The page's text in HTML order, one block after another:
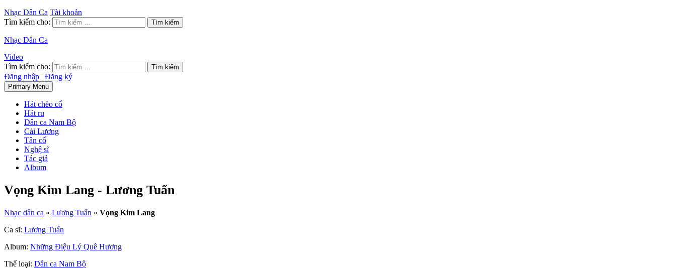
Nhạc Dân Ca Tài khoản
Tìm kiếm cho:
Nhạc Dân Ca
Video
Tìm kiếm cho:
Đăng nhập | Đăng ký
Primary Menu
Hát chèo cổ
Hát ru
Dân ca Nam Bộ
Cải Lương
Tân cổ
Nghệ sĩ
Tác giả
Album
Vọng Kim Lang - Lương Tuấn
Nhạc dân ca » Lương Tuấn » Vọng Kim Lang
Ca sĩ: Lương Tuấn
Album: Những Điệu Lý Quê Hương
Thể loại: Dân ca Nam Bộ